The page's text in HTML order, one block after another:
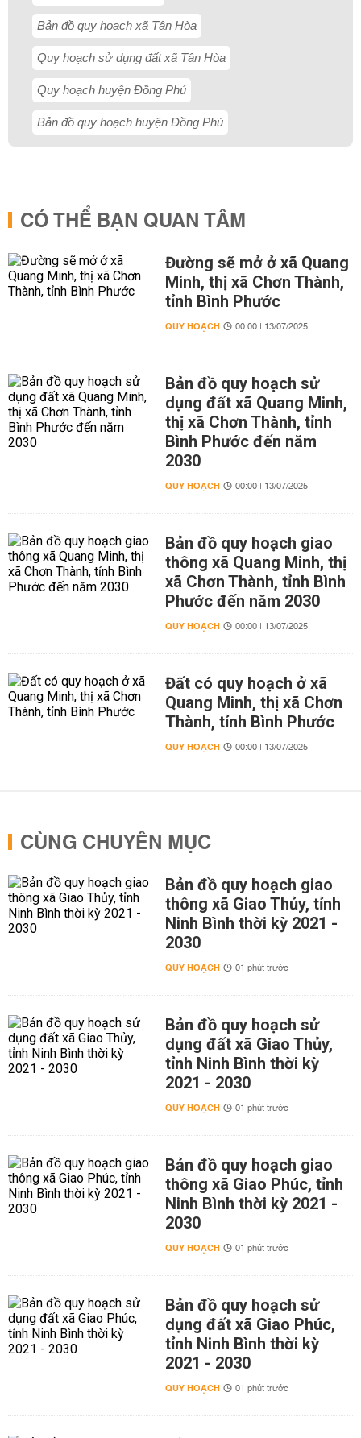
Bản đồ quy hoạch xã Tân Hòa
Quy hoạch sử dụng đất xã Tân Hòa
Quy hoạch huyện Đồng Phú
Bản đồ quy hoạch huyện Đồng Phú
CÓ THỂ BẠN QUAN TÂM
Đường sẽ mở ở xã Quang
Minh, thị xã Chơn Thành,
tỉnh Bình Phước
QUY HOẠCH 00:00 | 13/07/2025
Bản đồ quy hoạch sử
dụng đất xã Quang Minh,
thị xã Chơn Thành, tỉnh
Bình Phước đến năm
2030
QUY HOẠCH 00:00 | 13/07/2025
Bản đồ quy hoạch giao
thông xã Quang Minh, thị
xã Chơn Thành, tỉnh Bình
Phước đến năm 2030
QUY HOẠCH 00:00 | 13/07/2025
Đất có quy hoạch ở xã
Quang Minh, thị xã Chơn
Thành, tỉnh Bình Phước
QUY HOẠCH 00:00 | 13/07/2025
CÙNG CHUYÊN MỤC
Bản đồ quy hoạch giao
thông xã Giao Thủy, tỉnh
Ninh Bình thời kỳ 2021 -
2030
QUY HOẠCH 01 phút trước
Bản đồ quy hoạch sử
dụng đất xã Giao Thủy,
tỉnh Ninh Bình thời kỳ
2021 - 2030
QUY HOẠCH 01 phút trước
Bản đồ quy hoạch giao
thông xã Giao Phúc, tỉnh
Ninh Bình thời kỳ 2021 -
2030
QUY HOẠCH 01 phút trước
Bản đồ quy hoạch sử
dụng đất xã Giao Phúc,
tỉnh Ninh Bình thời kỳ
2021 - 2030
QUY HOẠCH 01 phút trước